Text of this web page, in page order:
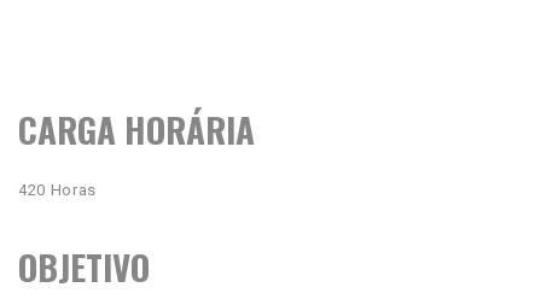
CARGA HORÁRIA
420 Horas
OBJETIVO